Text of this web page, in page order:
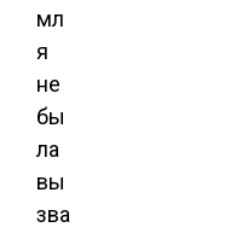
мл
я
не
бы
ла
вы
зва